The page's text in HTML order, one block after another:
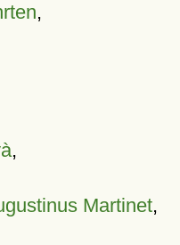
,
,
Martinet,